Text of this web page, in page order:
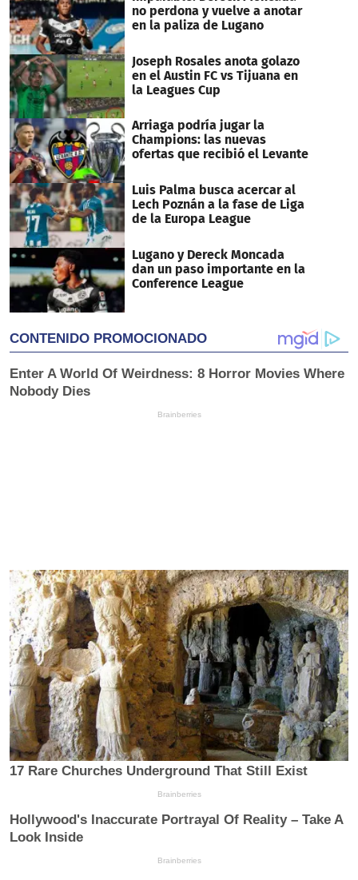
no perdona y vuelve a anotar
en la paliza de Lugano
Joseph Rosales anota golazo
en el Austin FC vs Tijuana en
la Leagues Cup
Arriaga podría jugar la
Champions: las nuevas
ofertas que recibió el Levante
Luis Palma busca acercar al
Lech Poznán a la fase de Liga
de la Europa League
Lugano y Dereck Moncada
dan un paso importante en la
Conference League